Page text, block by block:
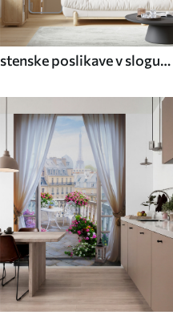
stenske poslikave v slogu